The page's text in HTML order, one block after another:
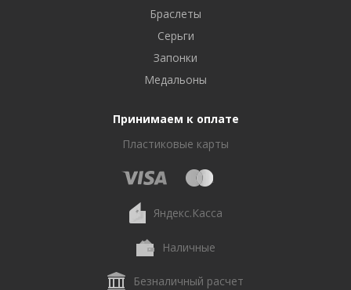
Браслеты
Серьги
Запонки
Медальоны
Принимаем к оплате
Пластиковые карты
Яндекс.Касса
Наличные
Безналичный расчет